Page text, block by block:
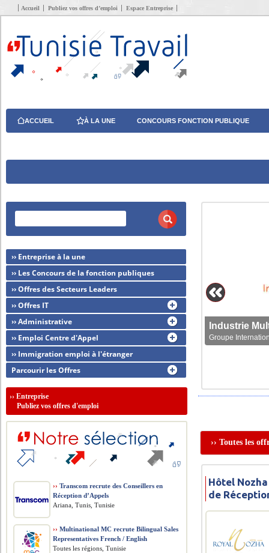
Accueil Publiez vos offres d’emploi Espace Entreprise
ACCUEIL À LA UNE CONCOURS FONCTION PUBLIQUE
Groupe
MMT
Monoprix, Nous
›› Toutes les
Hôtel
de
›› Entreprise à la une
›› Les Concours de la fonction publiques
›› Offres des Secteurs Leaders
›› Offres IT
›› Administrative
›› Emploi Centre d'Appel
›› Immigration emploi à l'étranger
Parcourir les Offres
››Entreprise
Publiez vos offres d'emploi
›› Transcom recrute des Conseillers en
Réception d’Appels
Ariana, Tunis, Tunisie
›› Multinational MC recrute Bilingual Sales
Representatives French / English
Toutes les régions, Tunisie